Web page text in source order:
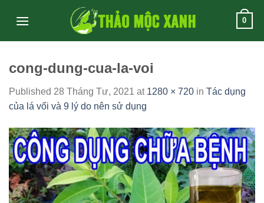
0
cong-dung-cua-la-voi
Published 28 Tháng Tư, 2021 at 1280 × 720 in Tác dụng
của lá vối và 9 lý do nên sử dụng